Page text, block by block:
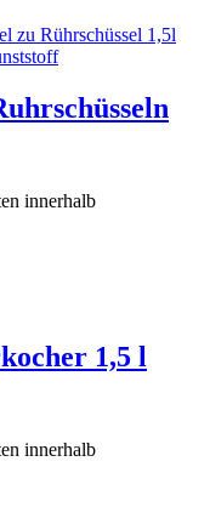
innerhalb
1,5 l
innerhalb